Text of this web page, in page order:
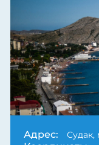
Адрес: Судак,